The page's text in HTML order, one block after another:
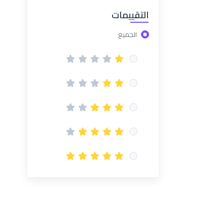
التقييمات
الجميع